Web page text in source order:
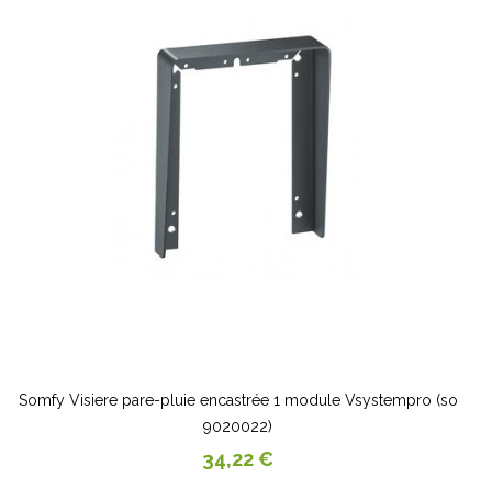
Somfy Visiere pare-pluie encastrée 1 module Vsystempro (so
9020022)
Prix
34,22 €